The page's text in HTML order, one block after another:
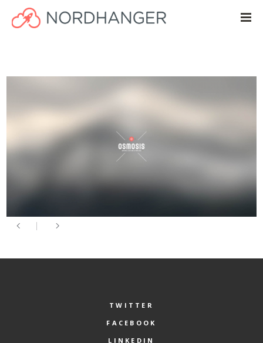
TWITTER
FACEBOOK
LINKEDIN